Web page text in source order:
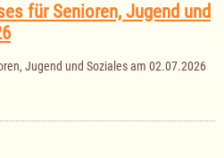
für Senioren, Jugend und
Jugend und Soziales am 02.07.2026